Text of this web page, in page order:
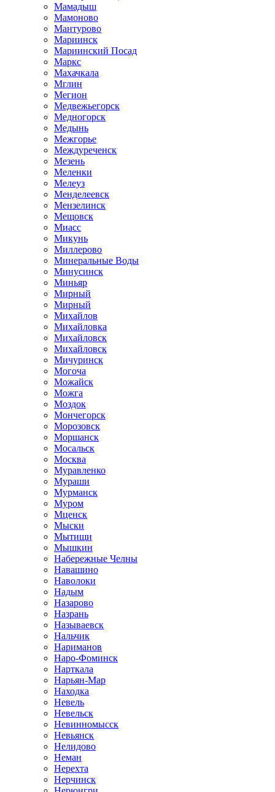
Мамадыш
Мамоново
Мантурово
Мариинск
Мариинский Посад
Маркс
Махачкала
Мглин
Мегион
Медвежьегорск
Медногорск
Медынь
Межгорье
Междуреченск
Мезень
Меленки
Мелеуз
Менделеевск
Мензелинск
Мещовск
Миасс
Микунь
Миллерово
Минеральные Воды
Минусинск
Миньяр
Мирный
Мирный
Михайлов
Михайловка
Михайловск
Михайловск
Мичуринск
Могоча
Можайск
Можга
Моздок
Мончегорск
Морозовск
Моршанск
Мосальск
Москва
Муравленко
Мураши
Мурманск
Муром
Мценск
Мыски
Мытищи
Мышкин
Набережные Челны
Навашино
Наволоки
Надым
Назарово
Назрань
Называевск
Нальчик
Нариманов
Наро-Фоминск
Нарткала
Нарьян-Мар
Находка
Невель
Невельск
Невинномысск
Невьянск
Нелидово
Неман
Нерехта
Нерчинск